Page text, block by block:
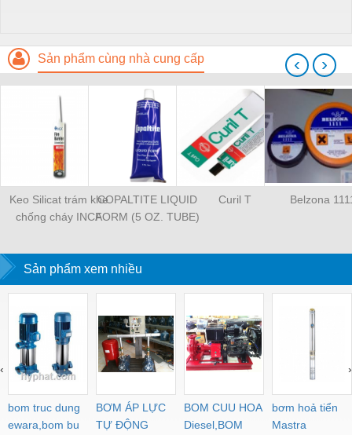
Sản phẩm cùng nhà cung cấp
Keo Silicat trám khe
chống cháy INCA
COPALTITE LIQUID
FORM (5 OZ. TUBE)
Curil T Belzona
‹ ›
Sản phẩm xem nhiều
bom truc dung
ewara,bom bu
BƠM ÁP LỰC
TỰ ĐỘNG
BOM CUU HOA
Diesel,BOM
bơm hoả tiển
Mastra
‹ ›